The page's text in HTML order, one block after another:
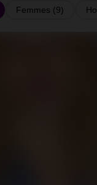
Femmes (9)